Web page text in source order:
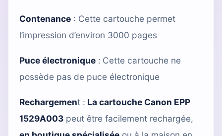
Contenance : Cette cartouche permet
l’impression d’environ 3000 pages
Puce électronique : Cette cartouche ne
possède pas de puce électronique
Rechargement : La cartouche Canon EPP
1529A003 peut être facilement rechargée,